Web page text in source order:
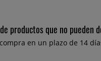
productos que no
en un plazo de 14